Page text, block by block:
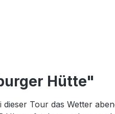
Hütte"
Tour das Wetter